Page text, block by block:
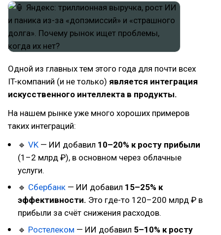
Одной из главных тем этого года для почти всех
IT-компаний (и не только) является интеграция
искусственного интеллекта в продукты.
На нашем рынке уже много хороших примеров
таких интеграций:
🔹 VK — ИИ добавил 10–20% к росту прибыли
(1–2 млрд ₽), в основном через облачные
услуги.
🔹 Сбербанк — ИИ добавил 15–25% к
эффективности. Это где-то 120–200 млрд ₽ в
прибыли за счёт снижения расходов.
🔹 Ростелеком — ИИ добавил 5–10% к росту